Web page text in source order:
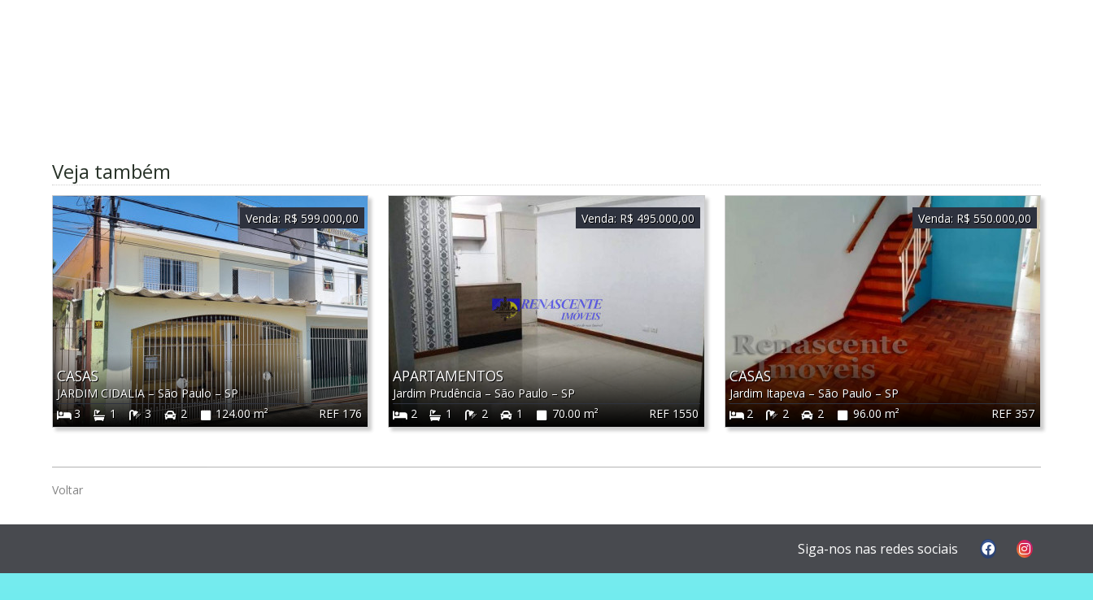
Veja também
REF 176
CASAS
JARDIM CIDALIA–São Paulo – SP
3
1 3 2 124.00 m²
Venda: R$ 599.000,00
REF 1550
APARTAMENTOS
Jardim Prudência –São Paulo–SP
2
1 2 1 70.00 m²
Venda: R$ 495.000,00
REF 357
CASAS
Jardim Itapeva – São Paulo–SP
2
2 2 96.00 m²
Venda: R$ 550.000,00
Voltar
Siga-nos nas redes sociais